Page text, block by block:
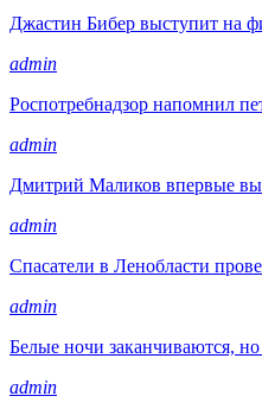
Джастин Бибер выступит на
admin
Роспотребнадзор напомнил
admin
Дмитрий Маликов впервые
admin
Спасатели в Ленобласти
admin
Белые ночи заканчиваются,
admin